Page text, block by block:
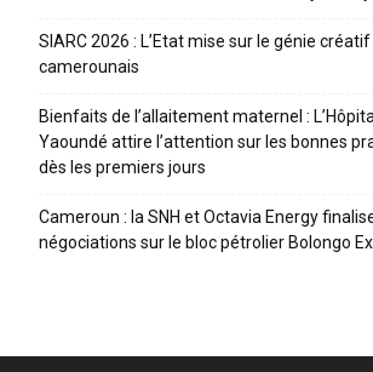
SIARC 2026 : L’Etat mise sur le génie
camerounais
Bienfaits de l’allaitement maternel :
Yaoundé attire l’attention sur les bonnes
dès les premiers jours
Cameroun : la SNH et Octavia Energy
négociations sur le bloc pétrolier Bolongo